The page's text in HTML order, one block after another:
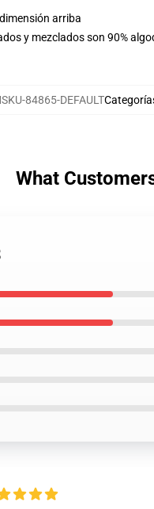
arriba
y mezclados son 90%
84865-DEFAULT
What